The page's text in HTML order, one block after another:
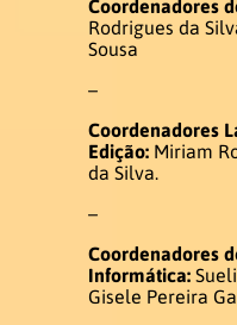
Docentes
Educação
Ex –
Coordenadores
Rodrigues da
Sousa
–
Coordenadores
Edição: Miriam
da Silva.
–
Coordenadores
Informática:
Gisele Pereira